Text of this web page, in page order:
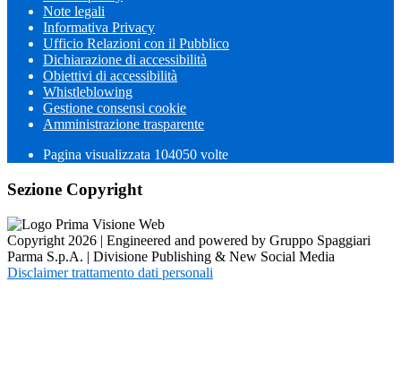
Note legali
Informativa Privacy
Ufficio Relazioni con il Pubblico
Dichiarazione di accessibilità
Obiettivi di accessibilità
Whistleblowing
Gestione consensi cookie
Amministrazione trasparente
Pagina visualizzata 104050 volte
Sezione Copyright
Copyright 2026 | Engineered and powered by Gruppo Spaggiari
Parma S.p.A. | Divisione Publishing & New Social Media
Disclaimer trattamento dati personali